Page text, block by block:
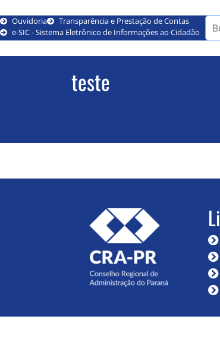
Ouvidoria
Transparência e Prestação de Contas
e-SIC - Sistema Eletrônico de Informações ao Cidadão
teste